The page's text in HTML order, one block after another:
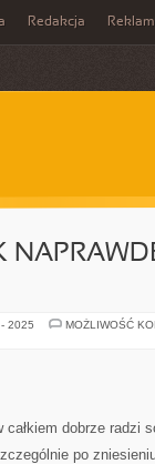
Redakcja
2025
MOŻLIWOŚĆ
dobrze radzi
po